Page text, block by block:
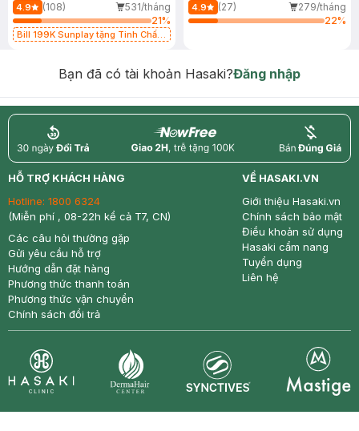
4.9 (108)
531/tháng
21%
Bill 199K Sunplay tặng Tinh Chất
4.9 (27)
279/tháng
22%
Bạn đã có tài khoản Hasaki?Đăng nhập
return nowfree price
HỖ TRỢ KHÁCH HÀNG
Hotline: 1800 6324
(Miễn phí , 08-22h kể cả T7, CN)
Các câu hỏi thường gặp
Gửi yêu cầu hỗ trợ
Hướng dẫn đặt hàng
Phương thức thanh toán
Phương thức vận chuyển
Chính sách đổi trả
VỀ HASAKI.VN
Giới thiệu Hasaki.vn
Chính sách bảo mật
Điều khoản sử dụng
Hasaki cẩm nang
Tuyển dụng
Liên hệ